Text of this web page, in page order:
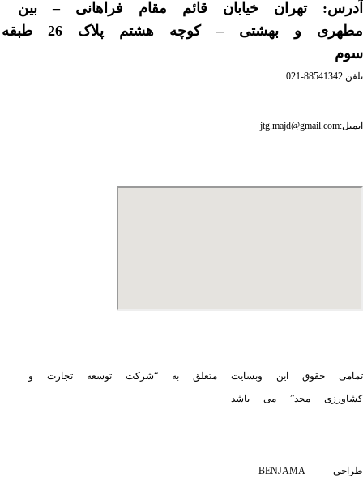
آدرس: تهران خیابان قائم مقام فراهانی – بین
مطهری و بهشتی – کوچه هشتم پلاک 26 طبقه
سوم
تلفن:88541342-021
ایمیل:jtg.majd@gmail.com
تمامی حقوق این وبسایت متعلق به “شرکت توسعه تجارت و
کشاورزی مجد” می باشد
طراحی BENJAMA